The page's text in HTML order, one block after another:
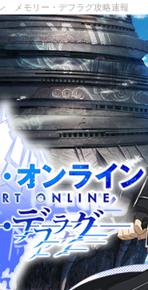
メモリー・デフラグ攻略速報